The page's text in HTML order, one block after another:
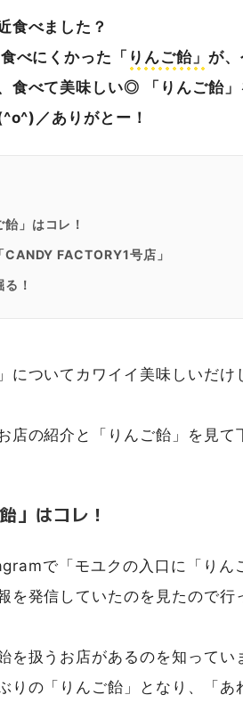
食べました？
べにくかった「 りんご飴」が
食べて美味しい◎ 「りんご飴
／ありがとー！
」はコレ！
FACTORY1号店」
！
ニュース
についてカワイイ美味しいだ
店の紹介と「りんご飴」を見て
」はコレ！
で「モユクの入口に「りん
を発信していたのを見たので行
を扱うお店があるのを知って
りの「りんご飴」となり、「あ